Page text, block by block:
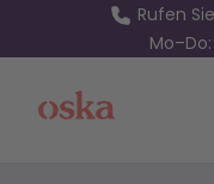
Rufen
Oska